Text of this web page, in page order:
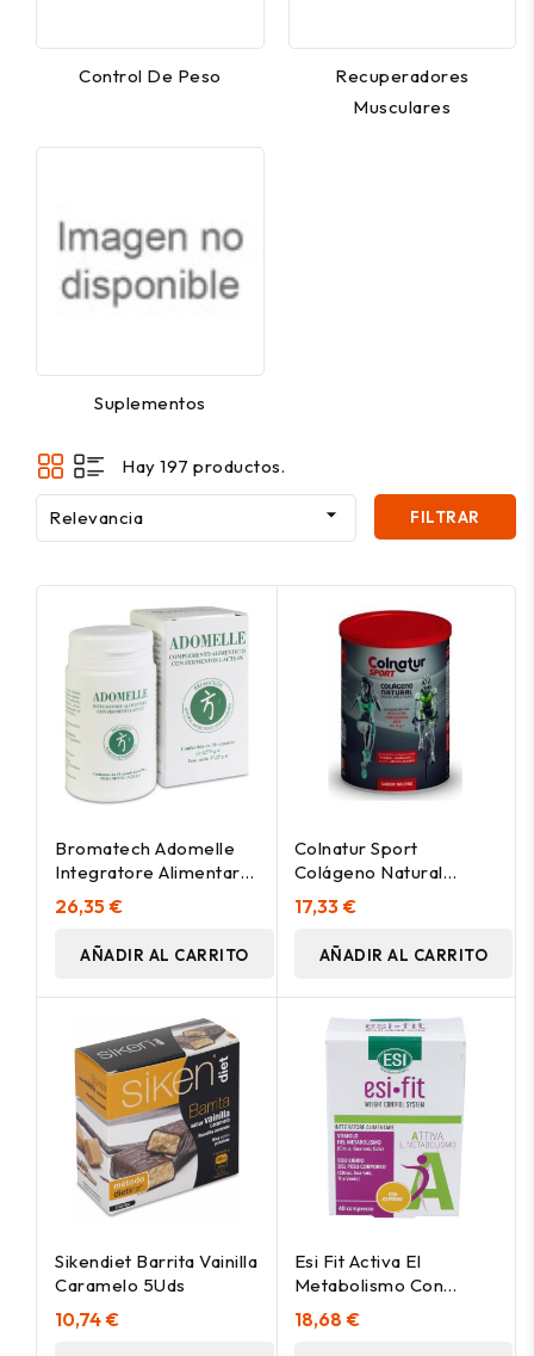
Control De Peso
Recuperadores
Musculares
Suplementos
Hay 197 productos.
Relevancia  FILTRAR
Bromatech Adomelle
Integratore Alimentare
Con Fermenti Lattici
30Caps
26,35 €
AÑADIR AL CARRITO
Colnatur Sport
Colágeno Natural
Sabor Neutro, 330 G
17,33 €
AÑADIR AL CARRITO
Sikendiet Barrita Vainilla
Caramelo 5Uds
10,74 €
Esi Fit Activa El
Metabolismo Con
Cafeína 40Comp
18,68 €